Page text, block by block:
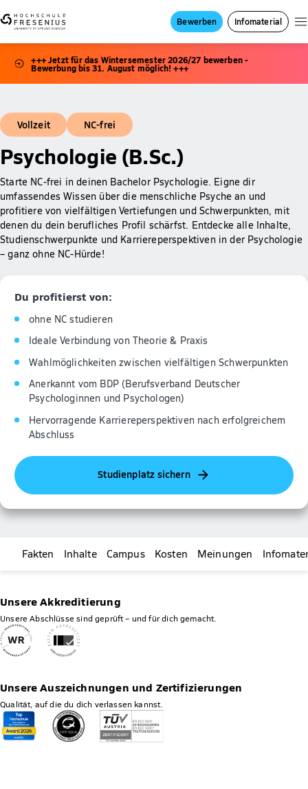
Bewerben Infomaterial
+++ Jetzt für das Wintersemester 2026/27 bewerben -
Bewerbung bis 31. August möglich! +++
Vollzeit NC-frei
Psychologie (B.Sc.)
Starte NC-frei in deinen Bachelor Psychologie. Eigne dir
umfassendes Wissen über die menschliche Psyche an und
profitiere von vielfältigen Vertiefungen und Schwerpunkten, mit
denen du dein berufliches Profil schärfst. Entdecke alle Inhalte,
Studienschwerpunkte und Karriereperspektiven in der Psychologie
– ganz ohne NC-Hürde!
Du profitierst von:
ohne NC studieren
Ideale Verbindung von Theorie & Praxis
Wahlmöglichkeiten zwischen vielfältigen Schwerpunkten
Anerkannt vom BDP (Berufsverband Deutscher
Psychologinnen und Psychologen)
Hervorragende Karriereperspektiven nach erfolgreichem
Abschluss
Studienplatz sichern
Fakten Inhalte Campus Kosten Meinungen
Unsere Akkreditierung
Unsere Abschlüsse sind geprüft – und für dich gemacht.
Unsere Auszeichnungen und Zertifizierungen
Qualität, auf die du dich verlassen kannst.